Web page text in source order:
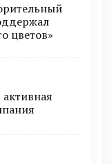
цветов»